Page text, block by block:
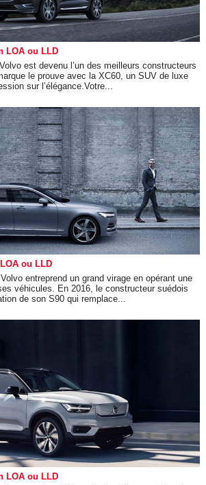
LOA ou LLD
est devenu l’un des meilleurs constructeurs
le prouve avec la XC60, un SUV de luxe
sur l’élégance.Votre...
ou LLD
entreprend un grand virage en opérant une
véhicules. En 2016, le constructeur suédois
de son S90 qui remplace...
LOA ou LLD